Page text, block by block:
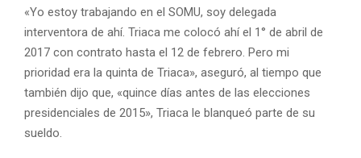
«Yo estoy trabajando en el SOMU, soy delegada
interventora de ahí. Triaca me colocó ahí el 1° de abril de
2017 con contrato hasta el 12 de febrero. Pero mi
prioridad era la quinta de Triaca», aseguró, al tiempo que
también dijo que, «quince días antes de las elecciones
presidenciales de 2015», Triaca le blanqueó parte de su
sueldo.